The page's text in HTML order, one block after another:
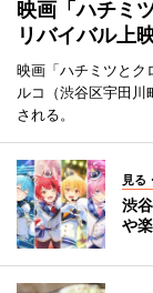
映画「ハチミ
リバイバル上
映画「ハチミツとク
ルコ（渋谷区宇田
される。
見る
渋
や